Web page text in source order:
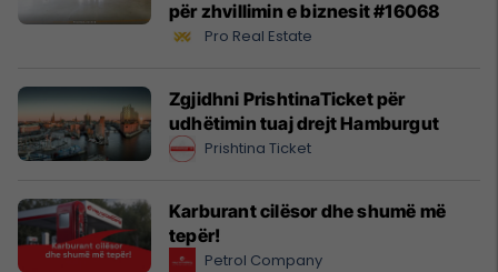
për zhvillimin e biznesit #16068
Pro Real Estate
Zgjidhni PrishtinaTicket për
udhëtimin tuaj drejt Hamburgut
Prishtina Ticket
Karburant cilësor dhe shumë më
tepër!
Petrol Company